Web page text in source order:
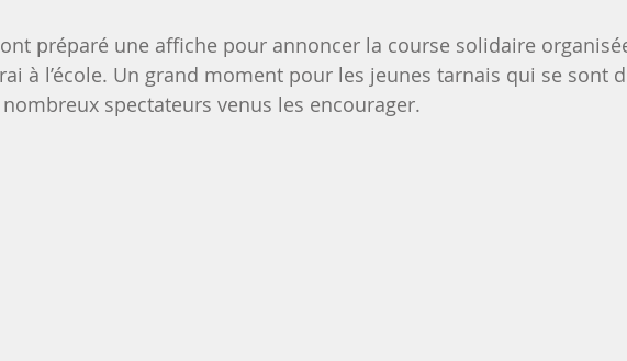
préparé une affiche pour annoncer la course solidaire
à l’école. Un grand moment pour les jeunes tarnais qui se sont
spectateurs venus les encourager.